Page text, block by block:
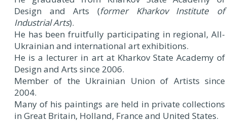
Design and Arts (former Kharkov Institute of
Industrial Arts).
He has been fruitfully participating in regional, All-
Ukrainian and international art exhibitions.
He is a lecturer in art at Kharkov State Academy of
Design and Arts since 2006.
Member of the Ukrainian Union of Artists since
2004.
Many of his paintings are held in private collections
in Great Britain, Holland, France and United States.